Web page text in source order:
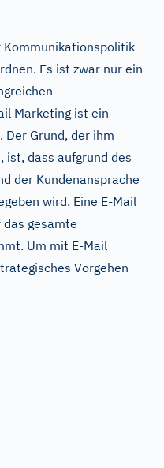
Kommunikationspolitik
Es ist zwar nur ein
Marketing ist ein
Der Grund, der ihm
ist, dass aufgrund des
der Kundenansprache
wird. Eine E-Mail
gesamte
Um mit E-Mail
Vorgehen